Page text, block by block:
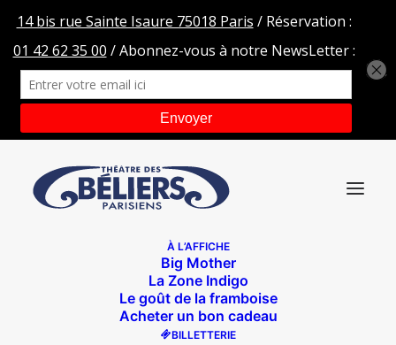
À L’AFFICHE
Big Mother
La Zone Indigo
Le goût de la framboise
Acheter un bon cadeau
BILLETTERIE
_MG_6660
Accueil _MG_6660 _MG_6660